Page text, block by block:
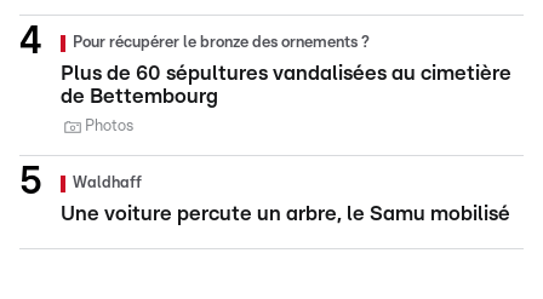
Pour récupérer le bronze des ornements ?
Plus de 60 sépultures vandalisées au cimetière
de Bettembourg
Photos
Waldhaff
Une voiture percute un arbre, le Samu mobilisé